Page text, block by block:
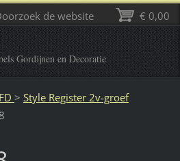
Gordijnen en Decoratie
> Style Register 2v-groef
€ 0,00
de website